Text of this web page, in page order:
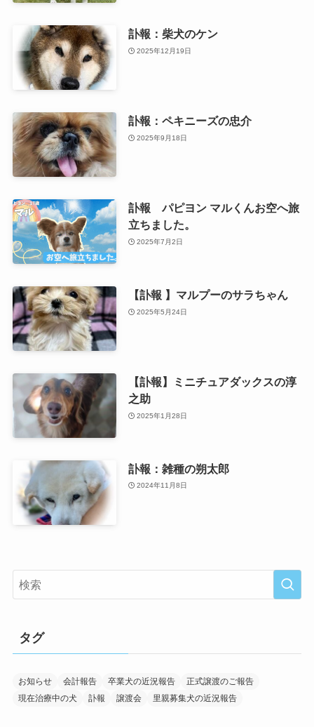
訃報：柴犬のケン
2025年12月19日
訃報：ペキニーズの忠介
2025年9月18日
訃報 パピヨン マルくんお空へ旅
立ちました。
2025年7月2日
【訃報 】マルプーのサラちゃん
2025年5月24日
【訃報】ミニチュアダックスの淳
之助
2025年1月28日
訃報：雑種の朔太郎
2024年11月8日
タグ
お知らせ 会計報告 卒業犬の近況報告
正式譲渡のご報告
現在治療中の犬
訃報 譲渡会 里親募集犬の近況報告